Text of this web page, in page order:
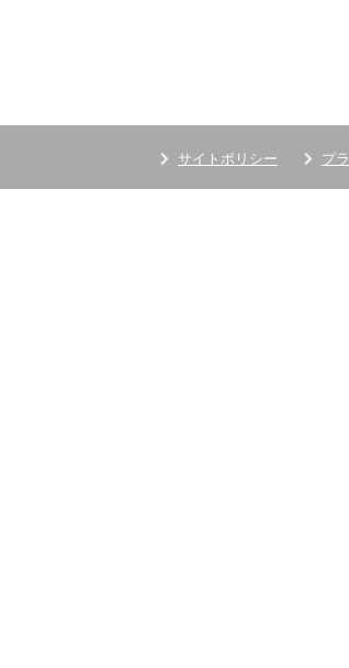
サイトポリシー プ